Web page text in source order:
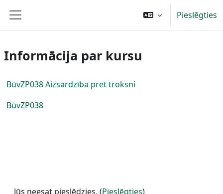
Sānu panelis
Pieslēgties
Informācija par kursu
BūvZP038 Aizsardzība pret troksni
BūvZP038
Jūs neesat pieslēdzies. (Pieslēgties)